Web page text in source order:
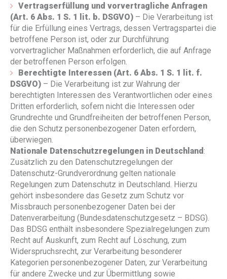
Vertragserfüllung und vorvertragliche Anfragen
(Art. 6 Abs. 1 S. 1 lit. b. DSGVO) – Die Verarbeitung ist
für die Erfüllung eines Vertrags, dessen Vertragspartei die
betroffene Person ist, oder zur Durchführung
vorvertraglicher Maßnahmen erforderlich, die auf Anfrage
der betroffenen Person erfolgen.
Berechtigte Interessen (Art. 6 Abs. 1 S. 1 lit. f.
DSGVO) – Die Verarbeitung ist zur Wahrung der
berechtigten Interessen des Verantwortlichen oder eines
Dritten erforderlich, sofern nicht die Interessen oder
Grundrechte und Grundfreiheiten der betroffenen Person,
die den Schutz personenbezogener Daten erfordern,
überwiegen.
Nationale Datenschutzregelungen in Deutschland:
Zusätzlich zu den Datenschutzregelungen der
Datenschutz-Grundverordnung gelten nationale
Regelungen zum Datenschutz in Deutschland. Hierzu
gehört insbesondere das Gesetz zum Schutz vor
Missbrauch personenbezogener Daten bei der
Datenverarbeitung (Bundesdatenschutzgesetz – BDSG).
Das BDSG enthält insbesondere Spezialregelungen zum
Recht auf Auskunft, zum Recht auf Löschung, zum
Widerspruchsrecht, zur Verarbeitung besonderer
Kategorien personenbezogener Daten, zur Verarbeitung
für andere Zwecke und zur Übermittlung sowie